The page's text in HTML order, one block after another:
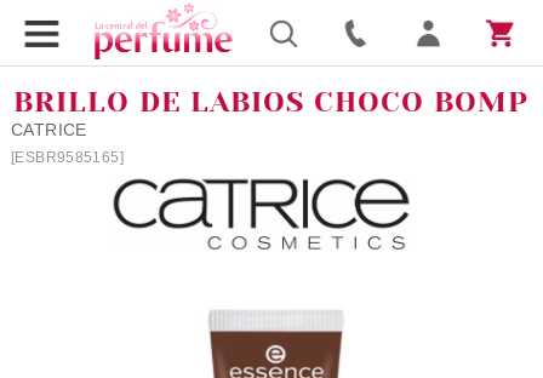
BRILLO DE LABIOS CHOCO BOMP
CATRICE
[ESBR9585165]